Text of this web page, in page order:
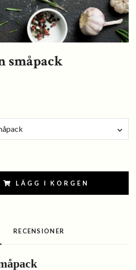
småpack
LÄGG I KORGEN
RECENSIONER